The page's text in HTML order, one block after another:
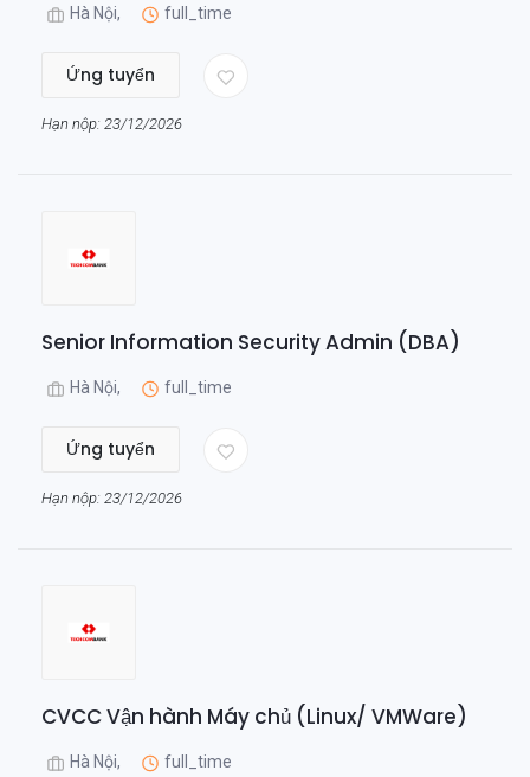
Hà Nội, full_time
Ứng tuyển
Hạn nộp: 23/12/2026
Senior Information Security Admin (DBA)
Hà Nội, full_time
Ứng tuyển
Hạn nộp: 23/12/2026
CVCC Vận hành Máy chủ (Linux/ VMWare)
Hà Nội, full_time